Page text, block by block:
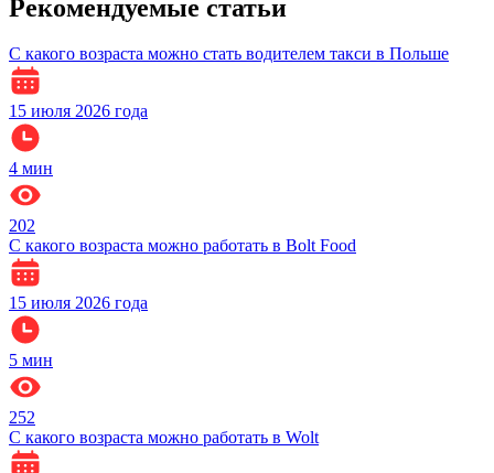
Рекомендуемые статьи
С какого возраста можно стать водителем такси в Польше
15 июля 2026 года
4 мин
202
С какого возраста можно работать в Bolt Food
15 июля 2026 года
5 мин
252
С какого возраста можно работать в Wolt